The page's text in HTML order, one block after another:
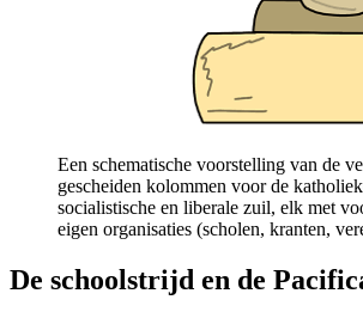
Een schematische voorstelling van de
gescheiden kolommen voor de
socialistische en liberale zuil, elk met
eigen organisaties (scholen, kranten,
De schoolstrijd en de